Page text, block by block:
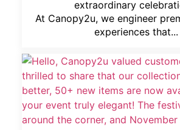
extraordinary
At Canopy2u, we engineer
experiences that...